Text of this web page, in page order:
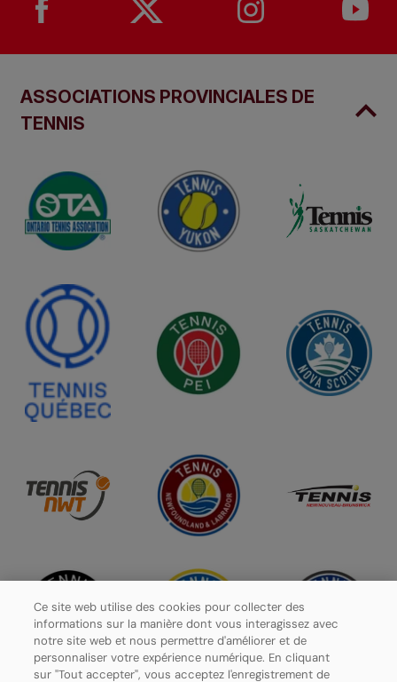
ASSOCIATIONS PROVINCIALES DE
TENNIS
Ce site web utilise des cookies pour collecter des
informations sur la manière dont vous interagissez avec
notre site web et nous permettre d'améliorer et de
personnaliser votre expérience numérique. En cliquant
sur "Tout accepter", vous acceptez l'enregistrement de